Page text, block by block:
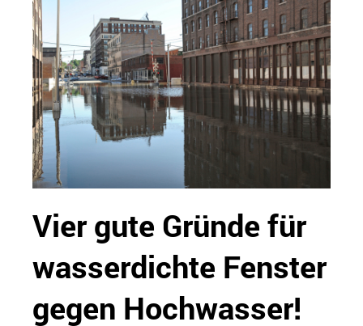
Vier gute Gründe für
wasserdichte Fenster
gegen Hochwasser!